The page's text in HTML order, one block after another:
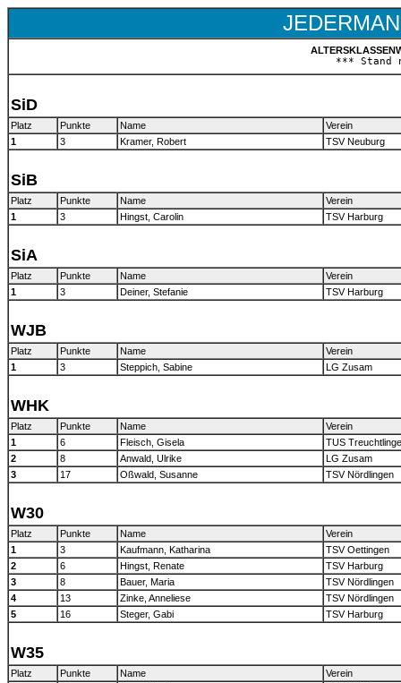
*** Stand
SiD
Platz Punkte Name
Verein
1
3 Kramer, Robert TSV Neuburg
SiB
Platz Punkte Name
Verein
1
3 Hingst, Carolin TSV Harburg
SiA
Platz Punkte Name
Verein
1
3 Deiner, Stefanie TSV Harburg
WJB
Platz Punkte Name
Verein
1
3 Steppich, Sabine LG Zusam
WHK
Platz Punkte Name
Verein
1
6 Fleisch, Gisela
TUS
2
8 Anwald, Ulrike
LG Zusam
3
17 Oßwald, Susanne TSV Nördlingen
W30
Platz Punkte Name
Verein
1
3 Kaufmann, Katharina
TSV Oettingen
2
6 Hingst, Renate
TSV Harburg
3
8 Bauer, Maria
TSV Nördlingen
4
13 Zinke, Anneliese
TSV Nördlingen
5
16 Steger, Gabi TSV Harburg
W35
Platz Punkte Name
Verein